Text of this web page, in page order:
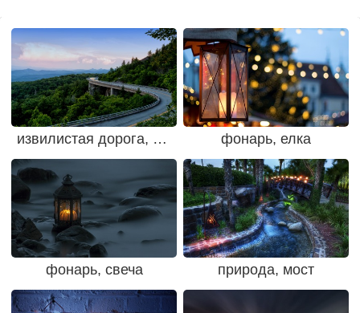
извилистая дорога, дорога фонарь, елка
фонарь, свеча природа, мост